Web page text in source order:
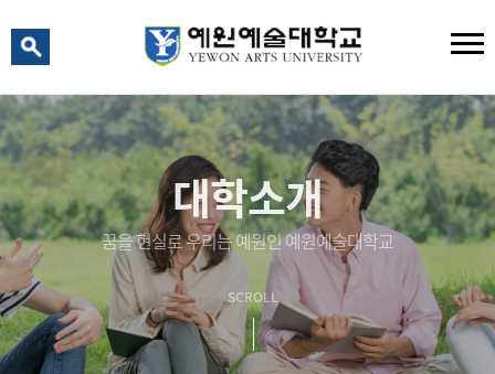
대학소개
꿈을 현실로 우리는 예원인 예원예술대학교
SCROLL
예원 AI
예원예술대학교 AI 상담